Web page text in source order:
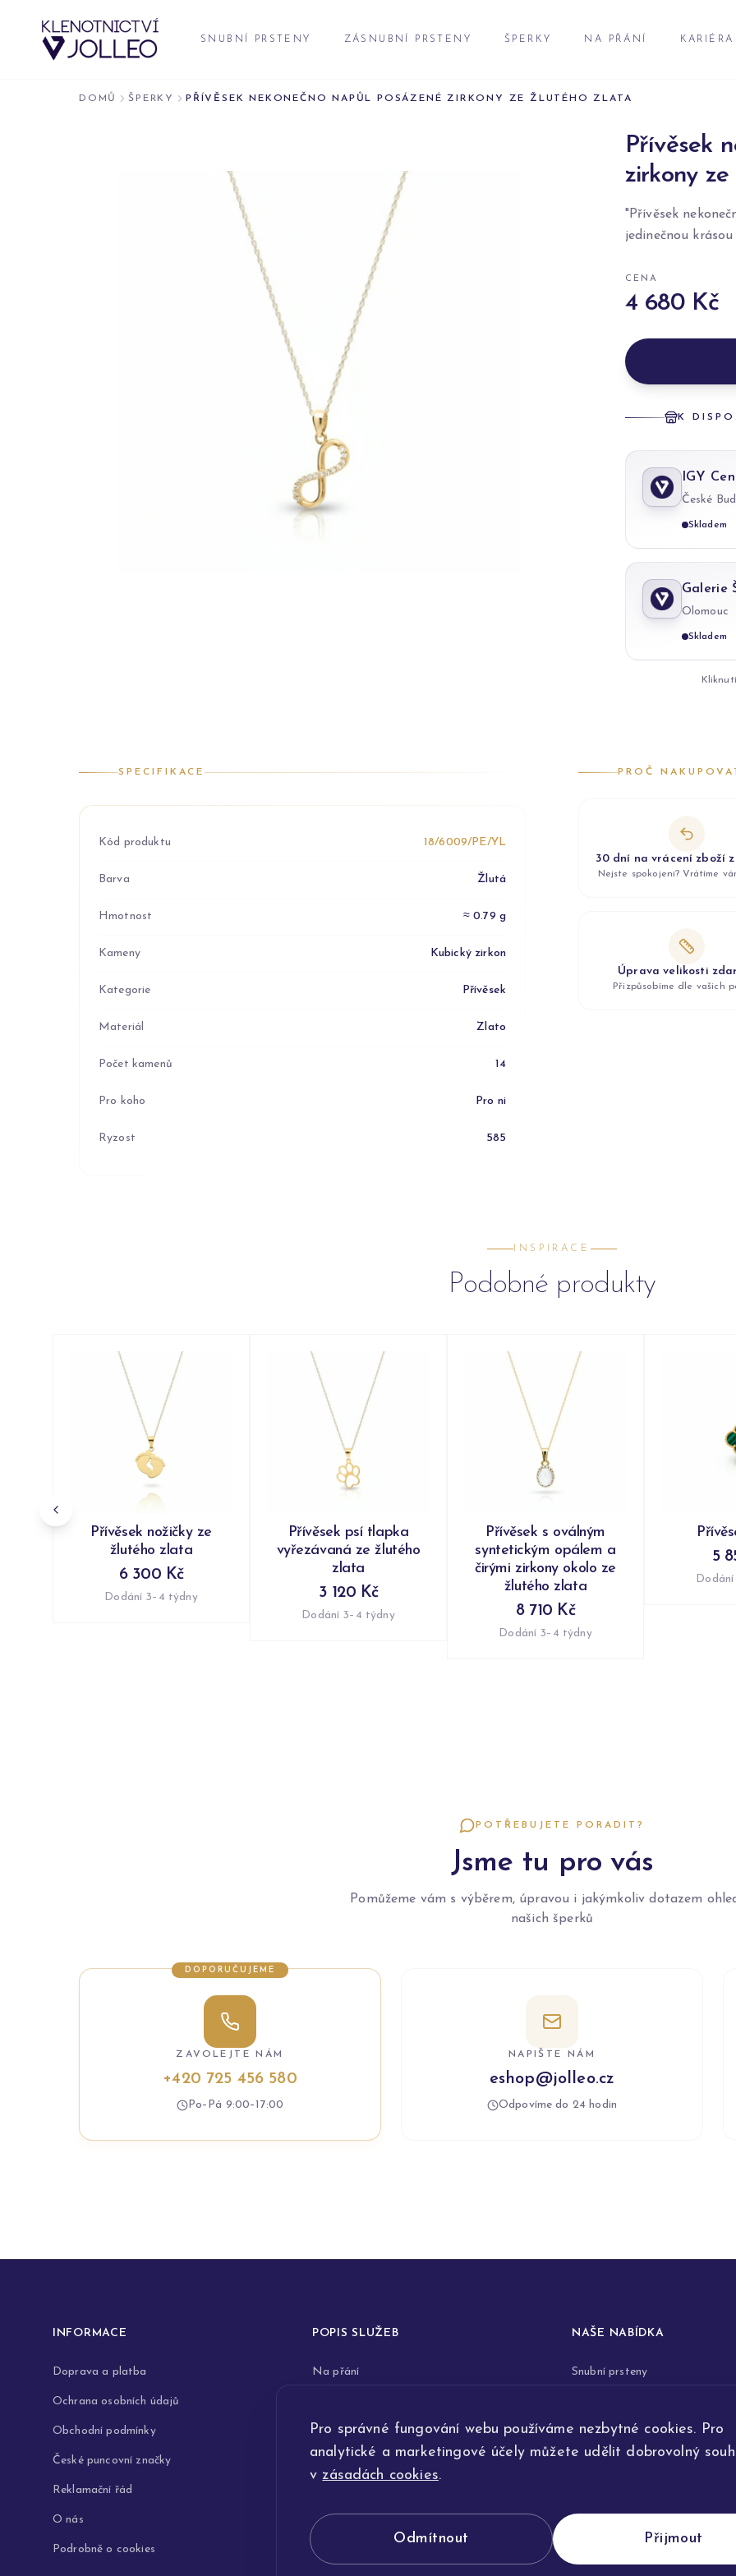
Pro správné fungování webu používáme nezbytné cookies. Pro
analytické a marketingové účely můžete udělit dobrovolný
v zásadách cookies.
Odmítnout Přijmout
SNUBNÍ PRSTENY ZÁSNUBNÍ PRSTENY ŠPERKY NA PŘÁNÍ KARIÉRA
DOMŮ ŠPERKY PŘÍVĚSEK NEKONEČNO NAPŮL POSÁZENÉ ZIRKONY ZE ŽLUTÉHO ZLATA
Přívěsek
zirkony
"Přívěsek
jedinečnou
CENA
4 680 Kč
K
IGY
České
Skladem
Galerie
Olomouc
Skladem
SPECIFIKACE
Kód produktu 18/6009/PE/YL
Barva Žlutá
Hmotnost ≈ 0.79 g
Kameny Kubický zirkon
Kategorie Přívěsek
Materiál Zlato
Počet kamenů 14
Pro koho Pro ni
Ryzost 585
PROČ
30 dní na vrácení zboží
Nejste spokojeni? Vrátíme
Úprava velikosti
Přizpůsobíme dle vašich
INSPIRACE
Podobné produkty
Přívěsek nožičky ze
žlutého zlata
6 300 Kč
Dodání 3–4 týdny
Přívěsek psí tlapka
vyřezávaná ze žlutého
zlata
3 120 Kč
Dodání 3–4 týdny
Přívěsek s oválným
syntetickým opálem a
čirými zirkony okolo ze
žlutého zlata
8 710 Kč
Dodání 3–4 týdny
5
POTŘEBUJETE PORADIT?
Jsme tu pro vás
Pomůžeme vám s výběrem, úpravou i jakýmkoliv dotazem
našich šperků
DOPORUČUJEME
ZAVOLEJTE NÁM
+420 725 456 580
Po–Pá 9:00–17:00
NAPIŠTE NÁM
eshop@jolleo.cz
Odpovíme do 24 hodin
INFORMACE
Doprava a platba
Ochrana osobních údajů
Obchodní podmínky
České puncovní značky
Reklamační řád
O nás
Podrobně o cookies
POPIS SLUŽEB
Na přání
Opravy a renovace šperků
Výkup zlata
NAŠE NABÍDKA
Snubní prsteny
Šperky
Na přání